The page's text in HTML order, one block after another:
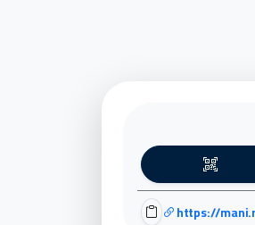
https://